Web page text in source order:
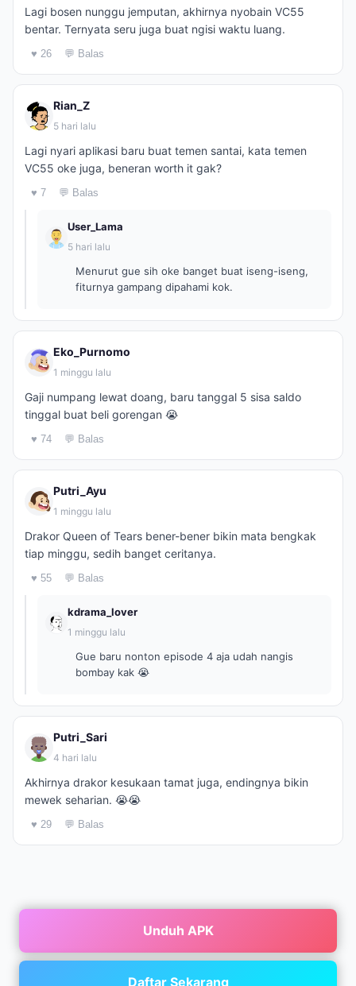
Lagi bosen nunggu jemputan, akhirnya nyobain VC55
bentar. Ternyata seru juga buat ngisi waktu luang.
♥ 26 💬 Balas
Rian_Z
5 hari lalu
Lagi nyari aplikasi baru buat temen santai, kata temen
VC55 oke juga, beneran worth it gak?
♥ 7 💬 Balas
User_Lama
5 hari lalu
Menurut gue sih oke banget buat iseng-iseng,
fiturnya gampang dipahami kok.
Eko_Purnomo
1 minggu lalu
Gaji numpang lewat doang, baru tanggal 5 sisa saldo
tinggal buat beli gorengan 😭
♥ 74 💬 Balas
Putri_Ayu
1 minggu lalu
Drakor Queen of Tears bener-bener bikin mata bengkak
tiap minggu, sedih banget ceritanya.
♥ 55 💬 Balas
kdrama_lover
1 minggu lalu
Gue baru nonton episode 4 aja udah nangis
bombay kak 😭
Putri_Sari
4 hari lalu
Akhirnya drakor kesukaan tamat juga, endingnya bikin
mewek seharian. 😭😭
♥ 29 💬 Balas
Unduh APK
Daftar Sekarang